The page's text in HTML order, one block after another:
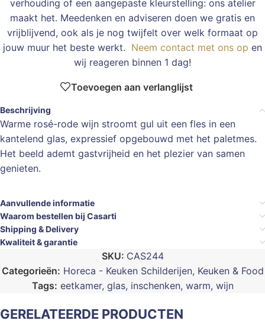
verhouding of een aangepaste kleurstelling: ons atelier
maakt het. Meedenken en adviseren doen we gratis en
vrijblijvend, ook als je nog twijfelt over welk formaat op
jouw muur het beste werkt. Neem contact met ons op en
wij reageren binnen 1 dag!
Toevoegen aan verlanglijst
Beschrijving
Warme rosé-rode wijn stroomt gul uit een fles in een
kantelend glas, expressief opgebouwd met het paletmes.
Het beeld ademt gastvrijheid en het plezier van samen
genieten.
Aanvullende informatie
Waarom bestellen bij Casarti
Shipping & Delivery
Kwaliteit & garantie
SKU: CAS244
Categorieën: Horeca - Keuken Schilderijen, Keuken & Food
Tags: eetkamer, glas, inschenken, warm, wijn
GERELATEERDE PRODUCTEN